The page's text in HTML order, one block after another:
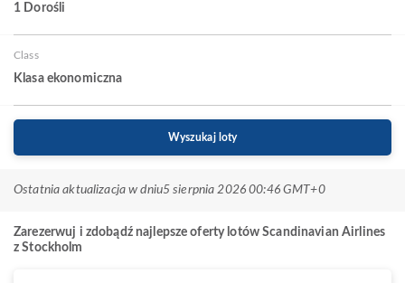
1 Dorośli
Class
Klasa ekonomiczna
Wyszukaj loty
Ostatnia aktualizacja w dniu5 sierpnia 2026 00:46 GMT+0
Zarezerwuj i zdobądź najlepsze oferty lotów Scandinavian Airlines
z Stockholm